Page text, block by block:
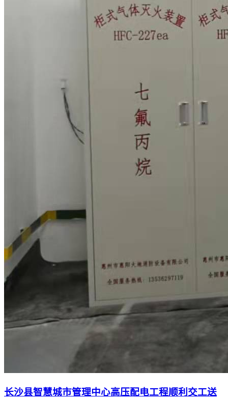
长沙县智慧城市管理中心高压配电工程顺利交工送